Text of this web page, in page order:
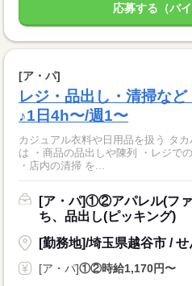
応募する（バイ
[ア・パ]
レジ・品出し・清掃な
♪1日4h〜/週1〜
カジュアル衣料や日用品を扱う タ
は ・商品の品出しや陳列 ・レジで
・店内の清掃 を...
[ア・パ]①②アパレル(フ
ち、品出し(ピッキング)
[勤務地]/埼玉県越谷市 /
[ア・パ]①②時給1,170円〜